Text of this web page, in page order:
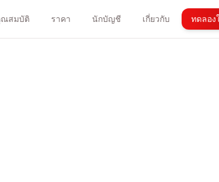
สมบัติ ราคา นักบัญชี เกี่ยวกับ ทดลอง